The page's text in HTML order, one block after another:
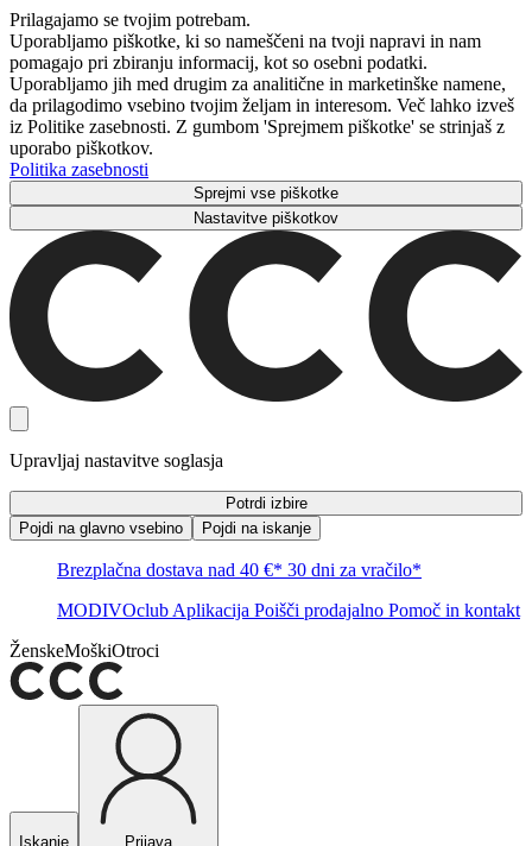
Prilagajamo se tvojim potrebam.
Uporabljamo piškotke, ki so nameščeni na tvoji napravi in ​​nam
pomagajo pri zbiranju informacij, kot so osebni podatki.
Uporabljamo jih med drugim za analitične in marketinške namene,
da prilagodimo vsebino tvojim željam in interesom. Več lahko izveš
iz Politike zasebnosti. Z gumbom 'Sprejmem piškotke' se strinjaš z
uporabo piškotkov.
Politika zasebnosti
Sprejmi vse piškotke
Nastavitve piškotkov
Upravljaj nastavitve soglasja
Potrdi izbire
Pojdi na glavno vsebino
Pojdi na iskanje
Brezplačna dostava nad 40 €* 30 dni za vračilo*
MODIVOclub Aplikacija Poišči prodajalno Pomoč in kontakt
ŽenskeMoškiOtroci
Iskanje
Prijava